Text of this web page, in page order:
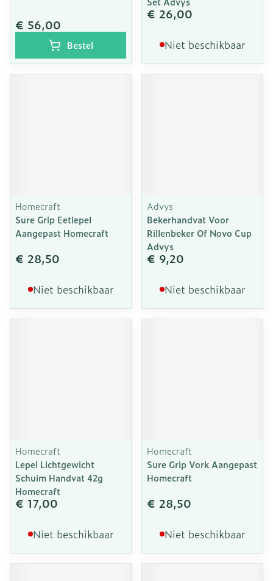
€ 56,00
Bestel
€ 26,00
Niet beschikbaar
Homecraft
Sure Grip Eetlepel
Aangepast Homecraft
€ 28,50
Niet beschikbaar
Advys
Bekerhandvat Voor
Rillenbeker Of Novo Cup
Advys
€ 9,20
Niet beschikbaar
Homecraft
Lepel Lichtgewicht
Schuim Handvat 42g
Homecraft
€ 17,00
Niet beschikbaar
Homecraft
Sure Grip Vork Aangepast
Homecraft
€ 28,50
Niet beschikbaar